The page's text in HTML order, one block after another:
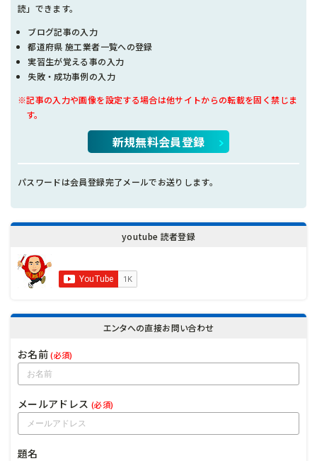
読」できます。
ブログ記事の入力
都道府県 施工業者一覧への登録
実習生が覚える事の入力
失敗・成功事例の入力
※記事の入力や画像を設定する場合は他サイトからの転載を固く禁じま
す。
新規無料会員登録
パスワードは会員登録完了メールでお送りします。
youtube 読者登録
エンタへの直接お問い合わせ
お名前(必須)
メールアドレス (必須)
題名